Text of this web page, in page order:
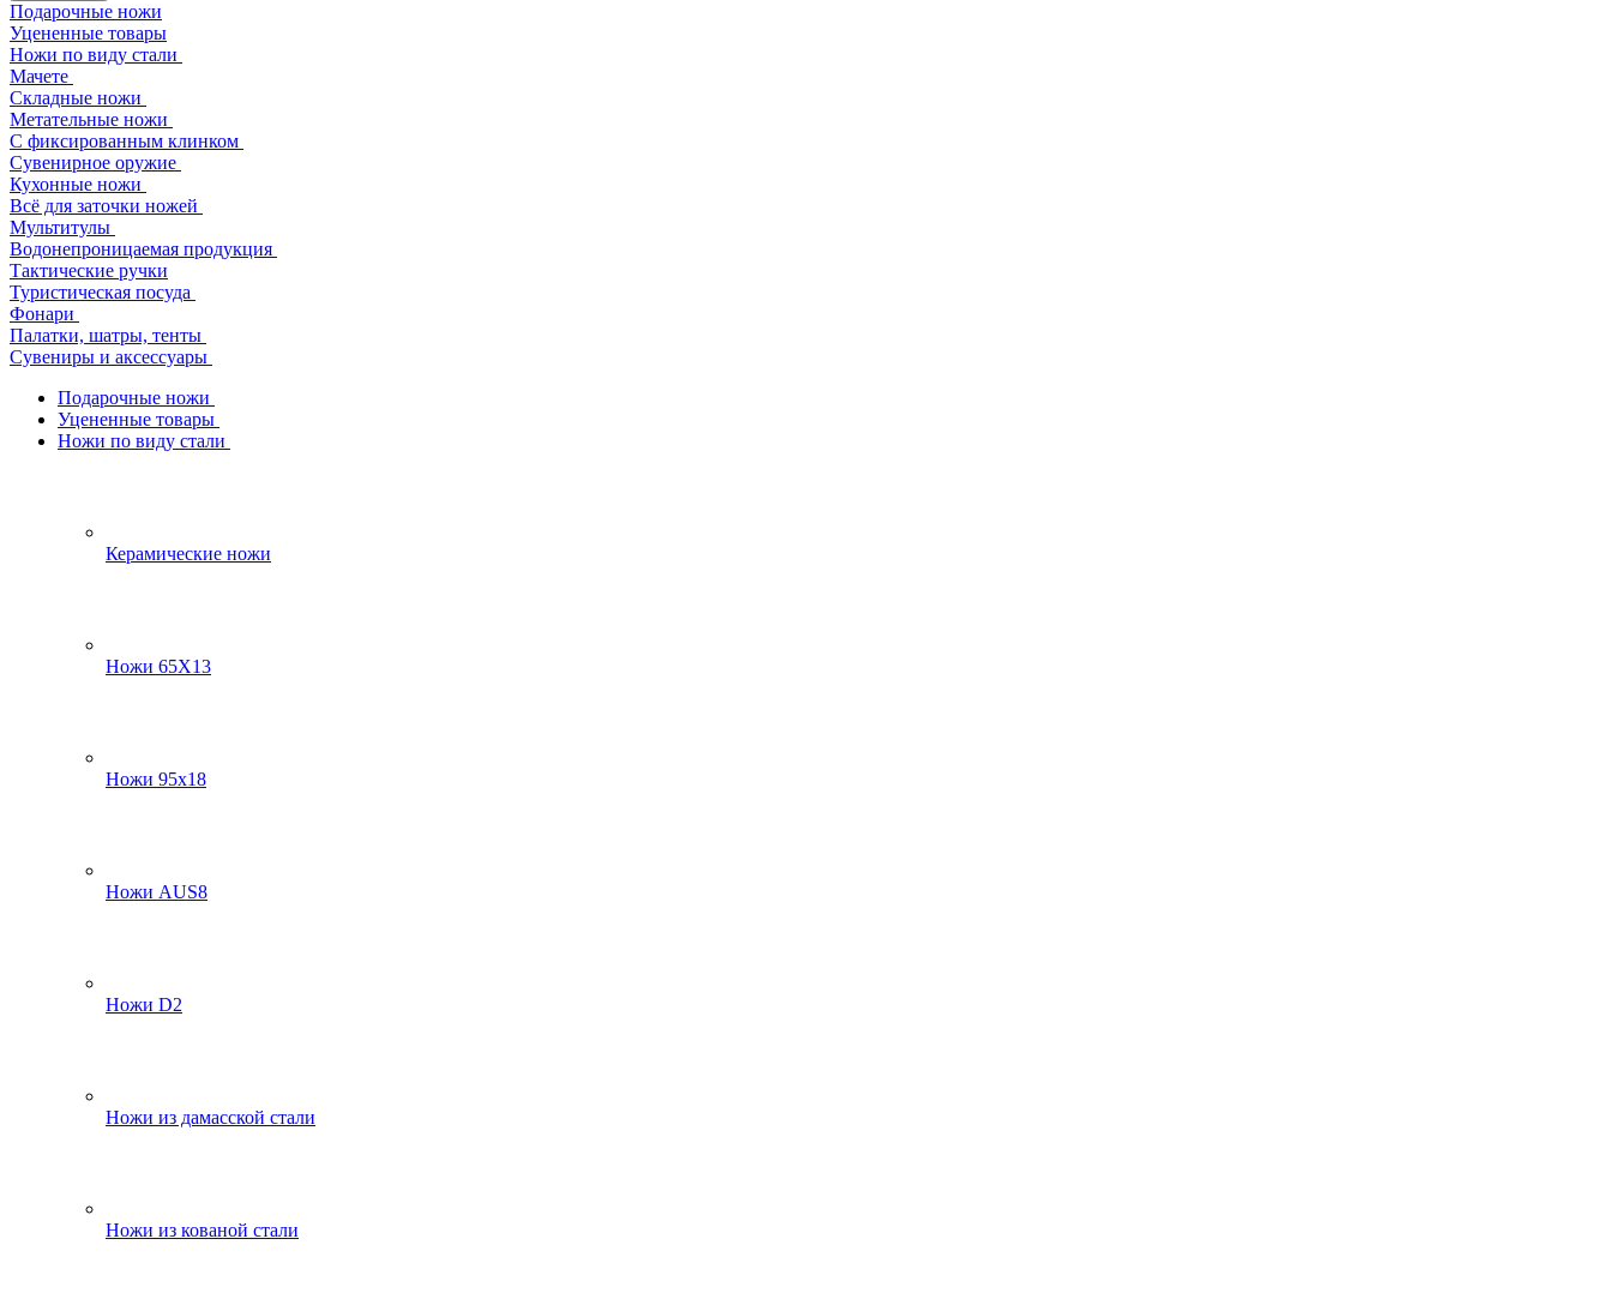
Подарочные ножи
Уцененные товары
Ножи по виду стали
Мачете
Складные ножи
Метательные ножи
С фиксированным клинком
Сувенирное оружие
Кухонные ножи
Всё для заточки ножей
Мультитулы
Водонепроницаемая продукция
Тактические ручки
Туристическая посуда
Фонари
Палатки, шатры, тенты
Сувениры и аксессуары
Подарочные ножи
Уцененные товары
Ножи по виду стали
Керамические ножи
Ножи 65Х13
Ножи 95х18
Ножи AUS8
Ножи D2
Ножи из дамасской стали
Ножи из кованой стали